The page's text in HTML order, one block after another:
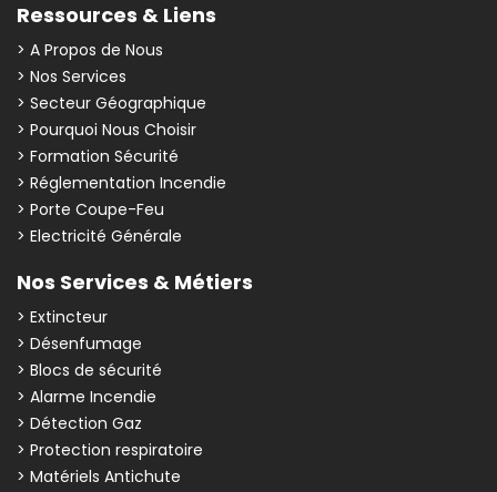
Ressources & Liens
> A Propos de Nous
> Nos Services
> Secteur Géographique
> Pourquoi Nous Choisir
> Formation Sécurité
> Réglementation Incendie
> Porte Coupe-Feu
> Electricité Générale
Nos Services & Métiers
> Extincteur
> Désenfumage
> Blocs de sécurité
> Alarme Incendie
> Détection Gaz
> Protection respiratoire
> Matériels Antichute